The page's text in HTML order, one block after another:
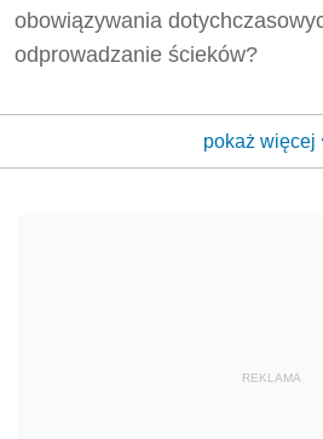
obowiązywania
odprowadzanie ścieków?
pokaż więcej
REKLAMA